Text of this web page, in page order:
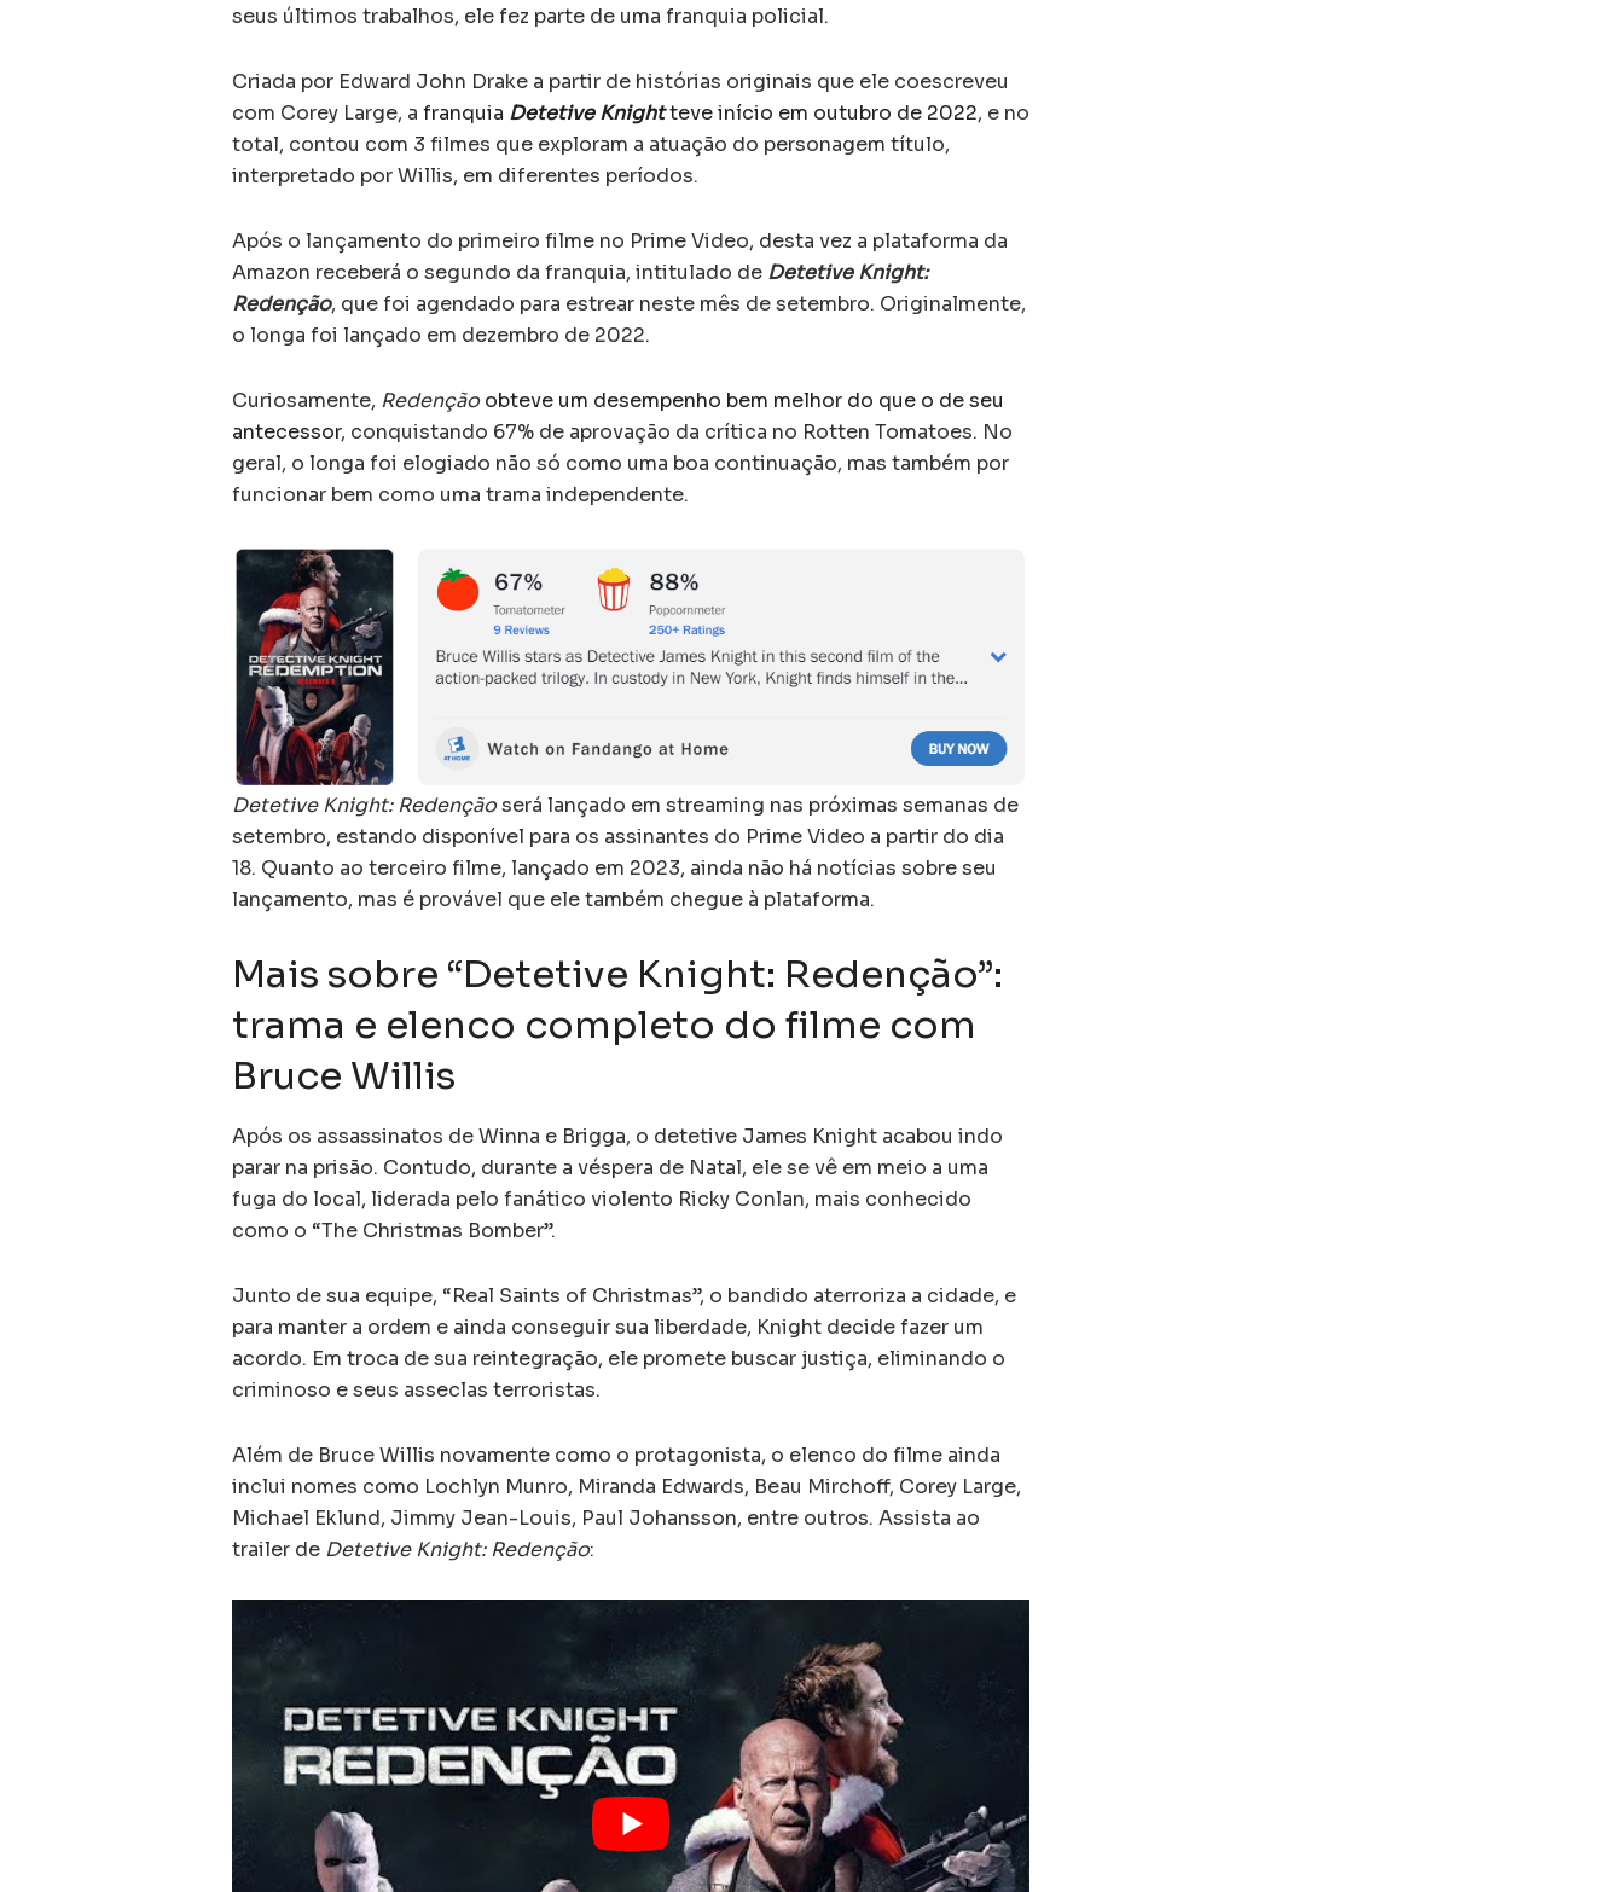
seus últimos trabalhos, ele fez parte de uma franquia policial.
Criada por Edward John Drake a partir de histórias originais que ele coescreveu
com Corey Large, a franquia Detetive Knightteve início em outubro de 2022, e no
total, contou com 3 filmes que exploram a atuação do personagem título,
interpretado por Willis, em diferentes períodos.
Após o lançamento do primeiro filme no Prime Video, desta vez a plataforma da
Amazon receberá o segundo da franquia, intitulado de Detetive Knight:
Redenção, que foi agendado para estrear neste mês de setembro. Originalmente,
o longa foi lançado em dezembro de 2022.
Curiosamente, Redenção obteve um desempenho bem melhor do que o de seu
antecessor, conquistando 67% de aprovação da crítica no Rotten Tomatoes. No
geral, o longa foi elogiado não só como uma boa continuação, mas também por
funcionar bem como uma trama independente.
Detetive Knight: Redençãoserá lançado em streaming nas próximas semanas de
setembro, estando disponível para os assinantes do Prime Video a partir do dia
18. Quanto ao terceiro filme, lançado em 2023, ainda não há notícias sobre seu
lançamento, mas é provável que ele também chegue à plataforma.
Mais sobre “Detetive Knight: Redenção”:
trama e elenco completo do filme com
Bruce Willis
Após os assassinatos de Winna e Brigga, o detetive James Knight acabou indo
parar na prisão. Contudo, durante a véspera de Natal, ele se vê em meio a uma
fuga do local, liderada pelo fanático violento Ricky Conlan, mais conhecido
como o “The Christmas Bomber”.
Junto de sua equipe, “Real Saints of Christmas”, o bandido aterroriza a cidade, e
para manter a ordem e ainda conseguir sua liberdade, Knight decide fazer um
acordo. Em troca de sua reintegração, ele promete buscar justiça, eliminando o
criminoso e seus asseclas terroristas.
Além de Bruce Willis novamente como o protagonista, o elenco do filme ainda
inclui nomes como Lochlyn Munro, Miranda Edwards, Beau Mirchoff, Corey Large,
Michael Eklund, Jimmy Jean-Louis, Paul Johansson, entre outros. Assista ao
trailer de Detetive Knight: Redenção: